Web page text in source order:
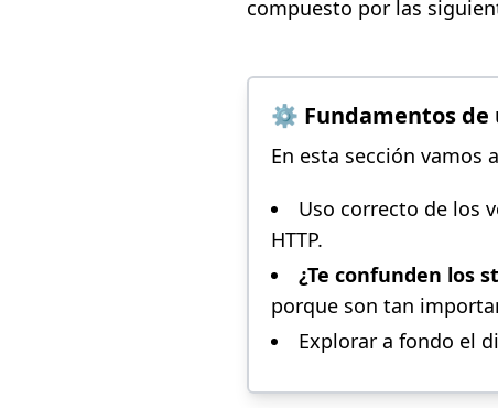
compuesto por las
⚙️ Fundamentos de
En esta sección vamos
Uso correcto de los
HTTP.
¿Te confunden los
porque son tan
Explorar a fondo el